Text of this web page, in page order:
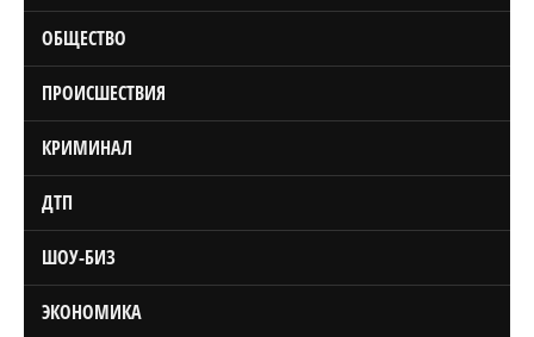
ОБЩЕСТВО
ПРОИСШЕСТВИЯ
КРИМИНАЛ
ДТП
ШОУ-БИЗ
ЭКОНОМИКА